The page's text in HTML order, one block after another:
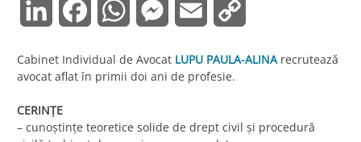
LinkedInFacebookWhatsAppMessenger
Email
Cabinet Individual de Avocat LUPU PAULA-ALINArecrutează
avocat aflat în primii doi ani de profesie.
CERINȚE
– cunoștințe teoretice solide de drept civil și procedură